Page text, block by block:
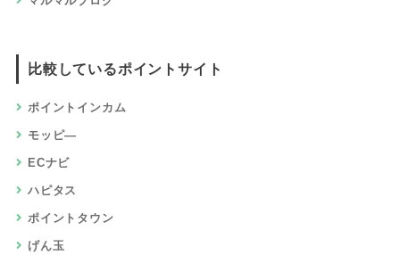
比較しているポイントサイト
ポイントインカム
モッピ―
ECナビ
ハピタス
ポイントタウン
げん玉